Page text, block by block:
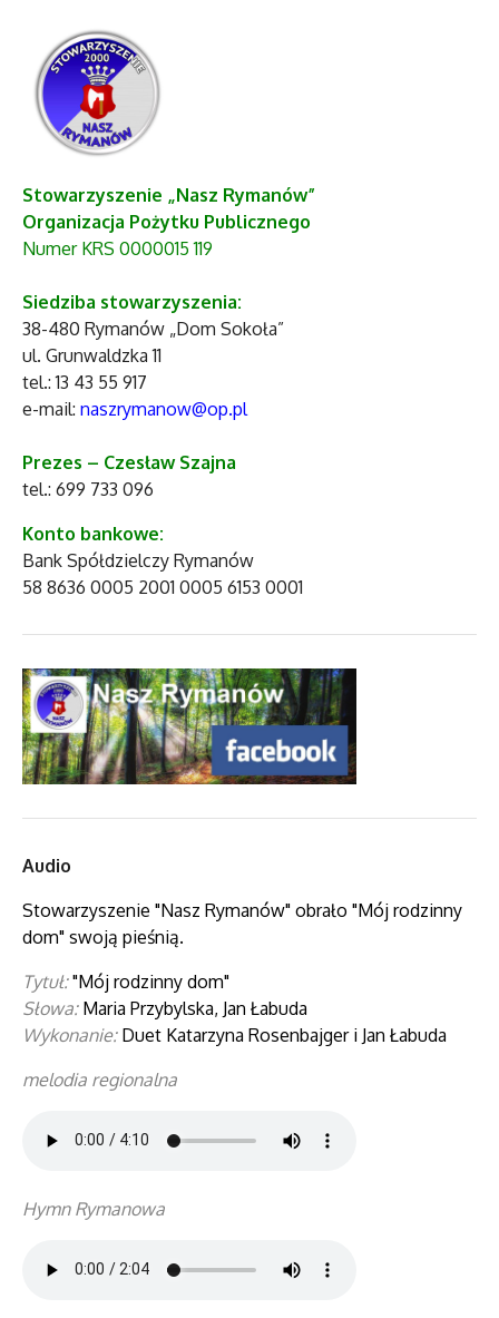
Stowarzyszenie „Nasz Rymanów”
Organizacja Pożytku Publicznego
Numer KRS 0000015 119
Siedziba stowarzyszenia:
38-480 Rymanów „Dom Sokoła”
ul. Grunwaldzka 11
tel.: 13 43 55 917
e-mail: naszrymanow@op.pl
Prezes – Czesław Szajna
tel.: 699 733 096
Konto bankowe:
Bank Spółdzielczy Rymanów
58 8636 0005 2001 0005 6153 0001
Audio
Stowarzyszenie "Nasz Rymanów" obrało "Mój rodzinny
dom" swoją pieśnią.
Tytuł: "Mój rodzinny dom"
Słowa:Maria Przybylska, Jan Łabuda
Wykonanie:Duet Katarzyna Rosenbajger i Jan Łabuda
melodia regionalna
Hymn Rymanowa